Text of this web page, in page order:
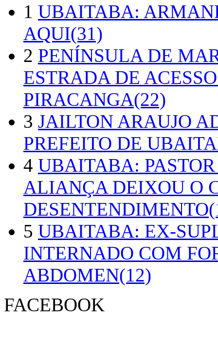
1 UBAITABA:
AQUI(31)
2 PENÍNSULA DE
ESTRADA DE
PIRACANGA(22)
3 JAILTON ARAUJO
PREFEITO DE
4 UBAITABA:
ALIANÇA DEIXOU O
5 UBAITABA: EX-
INTERNADO COM
ABDOMEN(12)
FACEBOOK